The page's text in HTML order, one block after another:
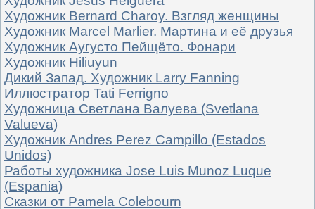
Художник Bernard Charoy. Взгляд женщины
Художник Marcel Marlier. Мартина и её друзья
Художник Аугусто Пейщёто. Фонари
Художник Hiliuyun
Дикий Запад. Художник Larry Fanning
Иллюстратор Tati Ferrigno
Художница Светлана Валуева (Svetlana
Valueva)
Художник Andres Perez Сampillo (Estados
Unidos)
Работы художника Jose Luis Munoz Luque
(Espania)
Сказки от Pamela Colebourn